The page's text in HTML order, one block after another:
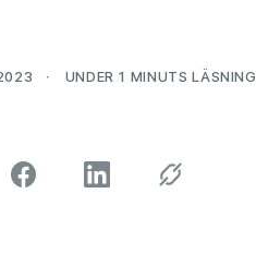
UNDER 1 MINUTS LÄSNING
PÅ SOCIALA MEDIER"